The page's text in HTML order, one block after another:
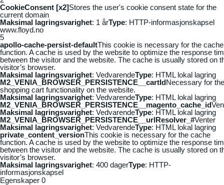
CookieConsent [x2]Stores the user's cookie consent state for the
current domain
Maksimal lagringsvarighet: 1 årType: HTTP-informasjonskapsel
www.floyd.no
5
apollo-cache-persist-defaultThis cookie is necessary for the cache
function. A cache is used by the website to optimize the response
between the visitor and the website. The cache is usually stored on
visitor’s browser.
Maksimal lagringsvarighet: VedvarendeType: HTML lokal lagring
M2_VENIA_BROWSER_PERSISTENCE__cartIdNecessary for the
shopping cart functionality on the website.
Maksimal lagringsvarighet: VedvarendeType: HTML lokal lagring
M2_VENIA_BROWSER_PERSISTENCE__magento_cache_id
Maksimal lagringsvarighet: VedvarendeType: HTML lokal lagring
M2_VENIA_BROWSER_PERSISTENCE__urlResolver_#Venter
Maksimal lagringsvarighet: VedvarendeType: HTML lokal lagring
private_content_versionThis cookie is necessary for the cache
function. A cache is used by the website to optimize the response
between the visitor and the website. The cache is usually stored on
visitor’s browser.
Maksimal lagringsvarighet: 400 dagerType: HTTP-
informasjonskapsel
Egenskaper 0